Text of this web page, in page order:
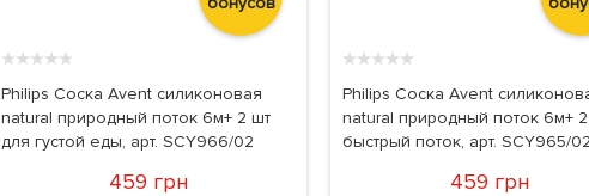
★★★★★
Philips Соска Avent силиконовая
natural природный поток 6м+ 2 шт
для густой еды, арт. SCY966/02
459 грн
★★★★★
Philips Соска Avent
natural природный поток 6м+
быстрый поток, арт. SCY965/02
459 грн